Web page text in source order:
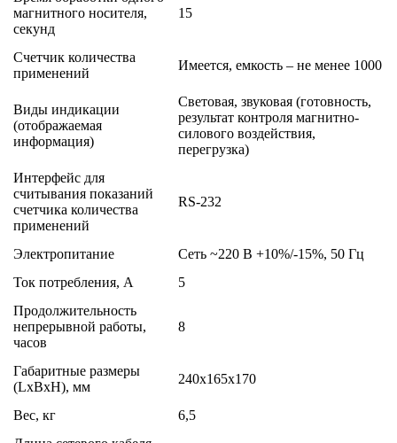
магнитного носителя,
секунд
15
Счетчик количества
применений
Имеется, емкость – не менее 1000
Виды индикации
(отображаемая
информация)
Световая, звуковая (готовность,
результат контроля магнитно-
силового воздействия,
перегрузка)
Интерфейс для
считывания показаний
счетчика количества
применений
RS-232
Электропитание
Сеть ~220 В +10%/-15%, 50 Гц
Ток потребления, А
5
Продолжительность
непрерывной работы,
часов
8
Габаритные размеры
(LxBxH), мм
240х165х170
Вес, кг
6,5